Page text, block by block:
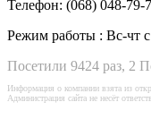
Телефон: (068) 048-79-
Режим работы : Вс-чт
Посетили 9424 раз, 2
Информация о компании взята из
Администрация сайта не несёт